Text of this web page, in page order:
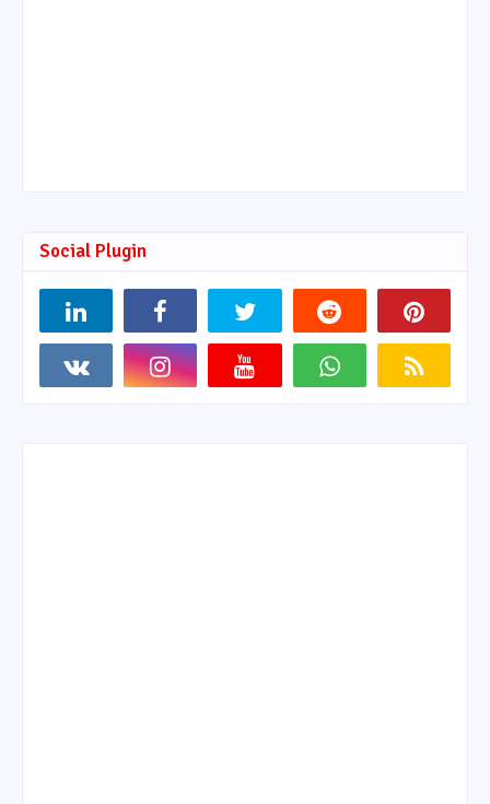
Social Plugin